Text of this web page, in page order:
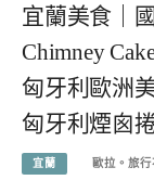
宜蘭美食｜
Chimney
匈牙利歐洲
匈牙利煙囪
宜蘭 歐拉。旅